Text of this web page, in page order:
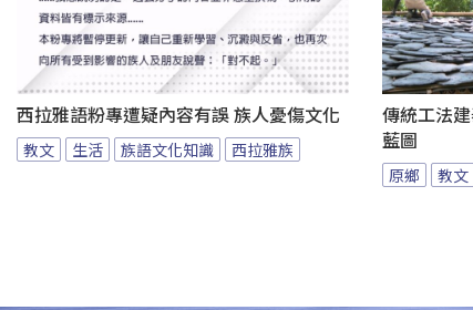
西拉雅語粉專遭疑內容有誤 族人憂傷文化
教文 生活 族語文化知識 西拉雅族
傳統工法
藍圖
原鄉 教文